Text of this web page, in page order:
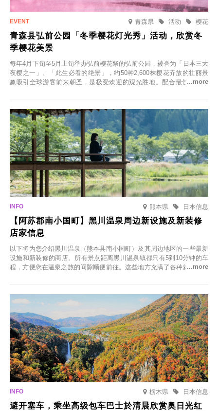
青森県 樱花
活动
青森县弘前公园「冬季樱花灯光秀」活动，欣赏冬
季樱花美景
每年4月下旬至5月上旬举办弘前樱花祭的弘前公园，被誉为「日本三大
夜樱之一」、「此生必看的绝景」，约50种2,600株樱花齐放的壮丽景
象吸引全球游客前来朝圣，是极受欢迎的观光胜地。配合最佳观雪时
「冬季樱花灯光秀」。
熊本県 日本信息
【阿苏郡南小国町】黑川温泉周边新设施及新装修
店家信息
以下将为您介绍黑川温泉（熊本县南小国町）及其周边地区的一些最新
设施和新装修的商店。所有景点距离黑川温泉镇都只有5到10分钟的车
程，方便您在温泉之旅的间隙顺便前往。这些地方充满了各种魅力，包
食材的餐厅。让您体验黑川温泉的全新乐趣。
栃木県 日本信息
避开塞车，乘坐高级包车巴士於清晨欣赏奥日光红